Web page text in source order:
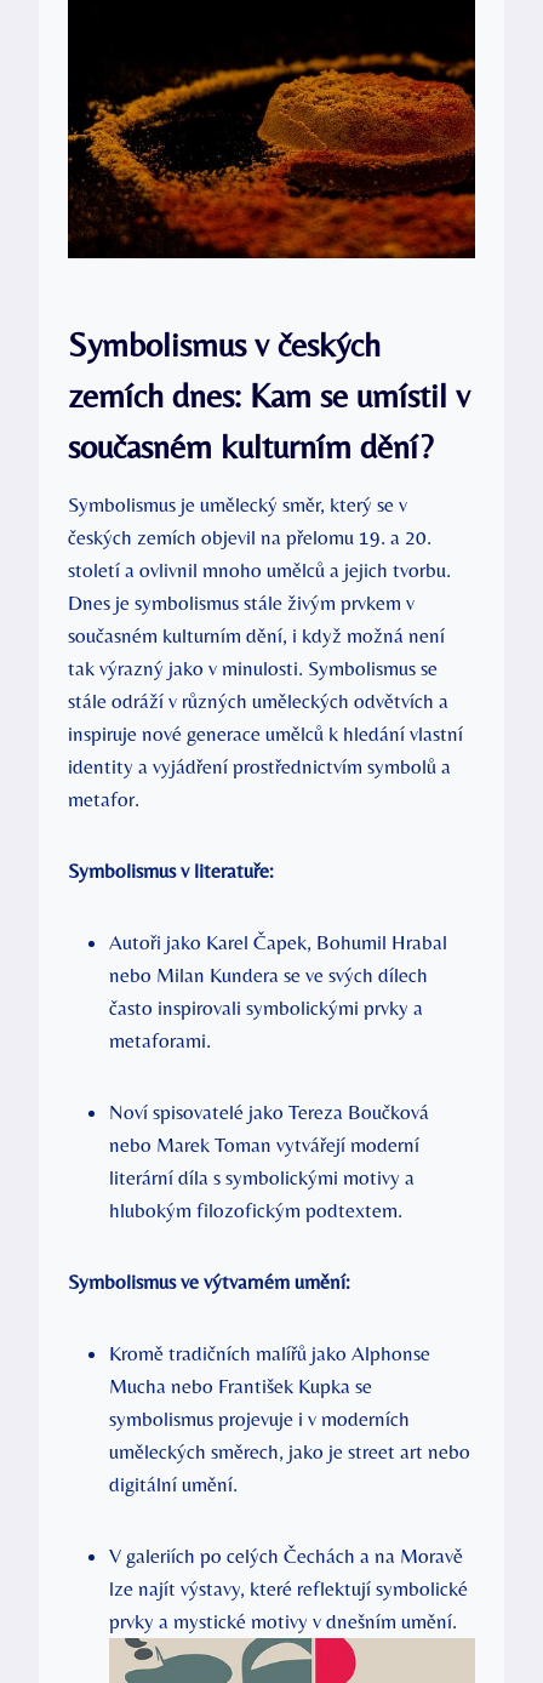
Symbolismus v českých
zemích dnes: Kam se umístil v
současném kulturním dění?
Symbolismus je umělecký směr, který se v
českých zemích objevil na přelomu 19. a 20.
století a ovlivnil mnoho umělců a jejich tvorbu.
Dnes je symbolismus stále živým prvkem v
současném kulturním dění, i když možná není
tak výrazný jako v minulosti. Symbolismus se
stále odráží v různých uměleckých odvětvích a
inspiruje nové generace umělců k hledání vlastní
identity a vyjádření prostřednictvím symbolů a
metafor.
Symbolismus v literatuře:
Autoři jako Karel Čapek, Bohumil Hrabal
nebo Milan Kundera se ve svých dílech
často inspirovali symbolickými prvky a
metaforami.
Noví spisovatelé jako Tereza Boučková
nebo Marek Toman vytvářejí moderní
literární díla s symbolickými motivy a
hlubokým filozofickým podtextem.
Symbolismus ve výtvarném umění:
Kromě tradičních malířů jako Alphonse
Mucha nebo František Kupka se
symbolismus projevuje i v moderních
uměleckých směrech, jako je street art nebo
digitální umění.
V galeriích po celých Čechách a na Moravě
lze najít výstavy, které reflektují symbolické
prvky a mystické motivy v dnešním umění.